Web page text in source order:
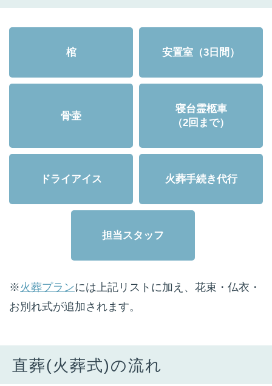
棺 安置室（3日間）
骨壷
寝台霊柩車
（2回まで）
ドライアイス 火葬手続き代行
担当スタッフ
※ 火葬プランには上記リストに加え、花束・仏衣・
お別れ式が追加されます。
直葬(火葬式)の流れ